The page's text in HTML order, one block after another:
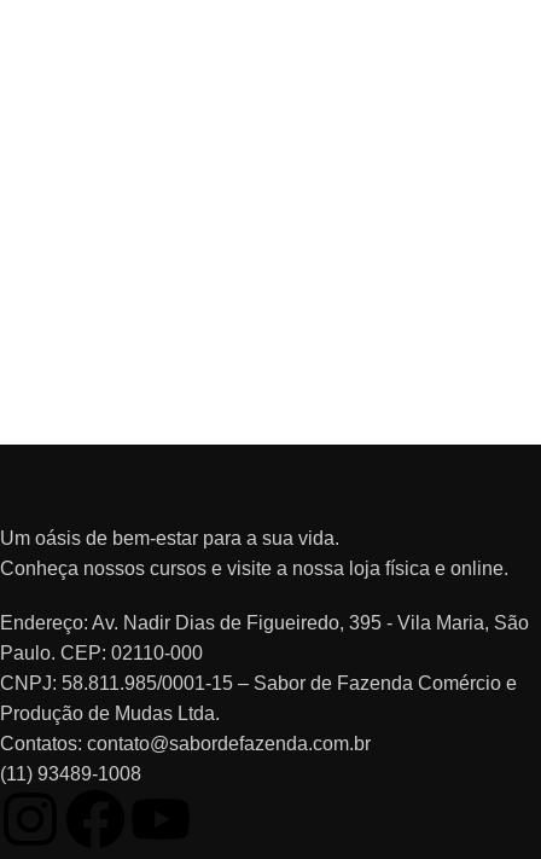
Um oásis de bem-estar para a sua vida.
Conheça nossos cursos e visite a nossa loja física e online.
Endereço: Av. Nadir Dias de Figueiredo, 395 - Vila Maria, São
Paulo. CEP: 02110-000
CNPJ: 58.811.985/0001-15 – Sabor de Fazenda Comércio e
Produção de Mudas Ltda.
Contatos: contato@sabordefazenda.com.br
(11) 93489-1008